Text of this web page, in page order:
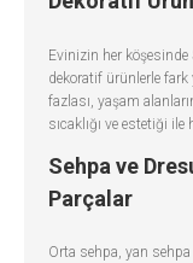
Evinizin her köşesinde
dekoratif ürünlerle fark
fazlası, yaşam
sıcaklığı ve estetiği
Sehpa ve
Parçalar
Orta sehpa, yan